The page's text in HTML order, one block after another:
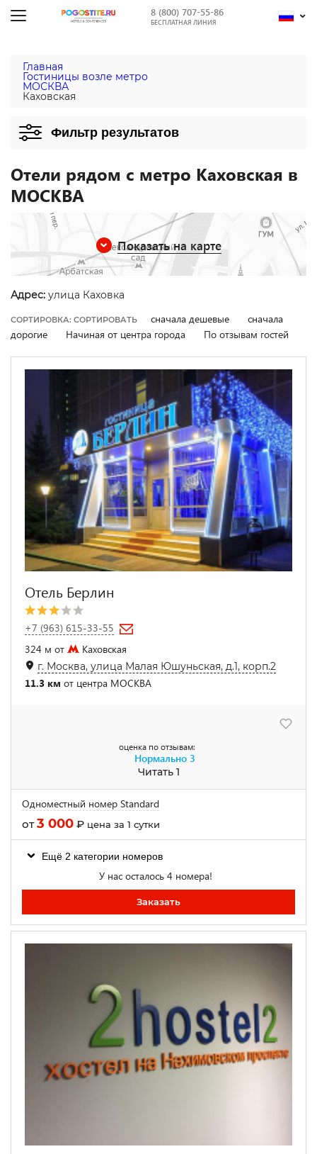
8 (800) 707-55-86
БЕСПЛАТНАЯ ЛИНИЯ
Главная
Гостиницы возле метро
МОСКВА
Каховская
Фильтр результатов
Отели рядом с метро Каховская в
МОСКВА
Показать на карте
Адрес: улица Каховка
СОРТИРОВКА: СОРТИРОВАТЬ сначала дешевые
сначала
дорогие
Начиная от центра города По отзывам гостей
Отель Берлин
+7 (963) 615-33-55
324 м от
Каховская
г. Москва, улица Малая Юшуньская, д.1, корп.2
11.3 км от центра МОСКВА
оценка по отзывам:
Нормально 3
Читать 1
Одноместный номер Standard
от3 000 ₽ цена за 1 сутки
Ещё 2 категории номеров
У нас осталось 4 номера!
Заказать